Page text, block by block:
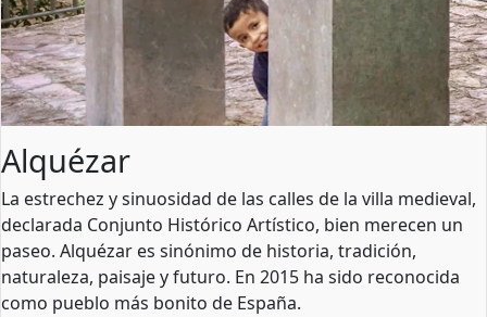
Alquézar
La estrechez y sinuosidad de las calles de la villa medieval,
declarada Conjunto Histórico Artístico, bien merecen un
paseo. Alquézar es sinónimo de historia, tradición,
naturaleza, paisaje y futuro. En 2015 ha sido reconocida
como pueblo más bonito de España.